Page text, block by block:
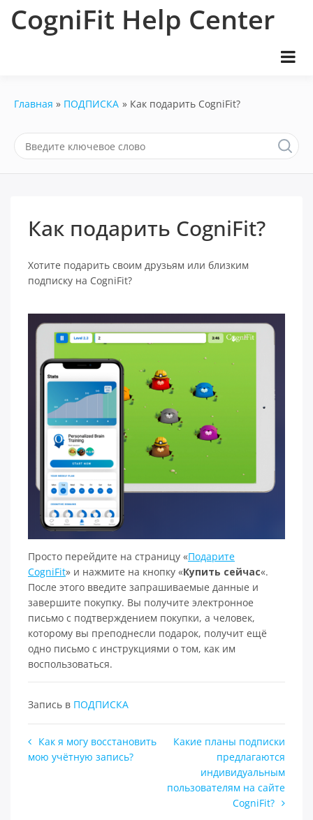
содержимому
CogniFit Help Center
Главная ПОДПИСКА Как подарить CogniFit?
Как подарить CogniFit?
Хотите подарить своим друзьям или близким
подписку на CogniFit?
Просто перейдите на страницу «Подарите
CogniFit» и нажмите на кнопку «Купить сейчас«.
После этого введите запрашиваемые данные и
завершите покупку. Вы получите электронное
письмо с подтверждением покупки, а человек,
которому вы преподнесли подарок, получит ещё
одно письмо с инструкциями о том, как им
воспользоваться.
Запись в ПОДПИСКА
Навигация
по
Как я могу восстановить
мою учётную запись?
Какие планы подписки
предлагаются
индивидуальным
пользователям на сайте
CogniFit?